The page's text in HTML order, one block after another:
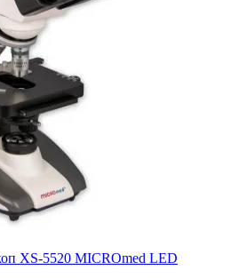
XS-5520 MICROmed LED